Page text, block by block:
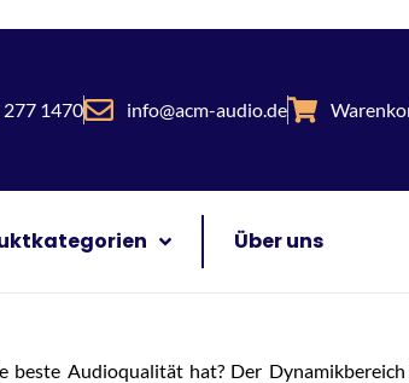
1470 info@acm-audio.de
Über uns
beste Audioqualität hat? Der